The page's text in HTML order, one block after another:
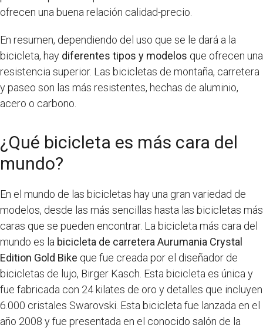
ofrecen una buena relación calidad-precio.
En resumen, dependiendo del uso que se le dará a la
bicicleta, hay diferentes tipos y modelos que ofrecen una
resistencia superior. Las bicicletas de montaña, carretera
y paseo son las más resistentes, hechas de aluminio,
acero o carbono.
¿Qué bicicleta es más cara del
mundo?
En el mundo de las bicicletas hay una gran variedad de
modelos, desde las más sencillas hasta las bicicletas más
caras que se pueden encontrar. La bicicleta más cara del
mundo es la bicicleta de carretera Aurumania Crystal
Edition Gold Bike que fue creada por el diseñador de
bicicletas de lujo, Birger Kasch. Esta bicicleta es única y
fue fabricada con 24 kilates de oro y detalles que incluyen
6.000 cristales Swarovski. Esta bicicleta fue lanzada en el
año 2008 y fue presentada en el conocido salón de la